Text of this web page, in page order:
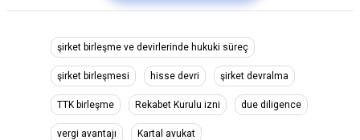
şirket birleşme ve devirlerinde hukuki süreç
şirket birleşmesi hisse devri şirket devralma
TTK birleşme Rekabet Kurulu izni due diligence
vergi avantajı Kartal avukat